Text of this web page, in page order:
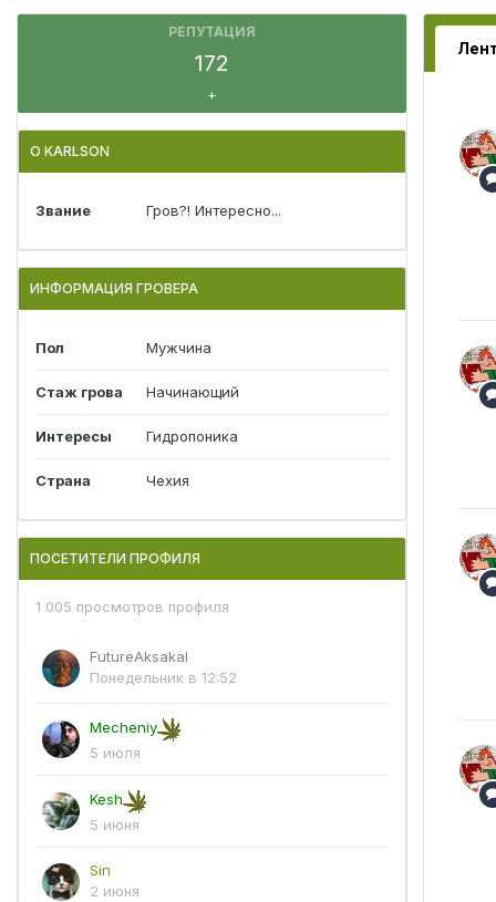
РЕПУТАЦИЯ
172
+
О KARLSON
Звание Гров?! Интересно...
ИНФОРМАЦИЯ ГРОВЕРА
Пол Мужчина
Стаж грова Начинающий
Интересы Гидропоника
Страна Чехия
ПОСЕТИТЕЛИ ПРОФИЛЯ
1 005 просмотров профиля
FutureAksakal
Понедельник в 12:52
Mecheniy
5 июля
Kesh
5 июня
Sin
2 июня